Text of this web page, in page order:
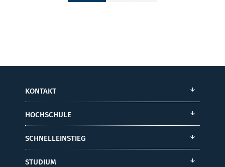
KONTAKT
HOCHSCHULE
SCHNELLEINSTIEG
STUDIUM